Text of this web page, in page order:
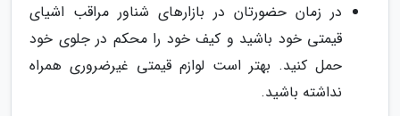
در زمان حضورتان در بازارهای شناور مراقب اشیای
قیمتی خود باشید و کیف خود را محکم در جلوی خود
حمل کنید. بهتر است لوازم قیمتی غیرضروری همراه
نداشته باشید.